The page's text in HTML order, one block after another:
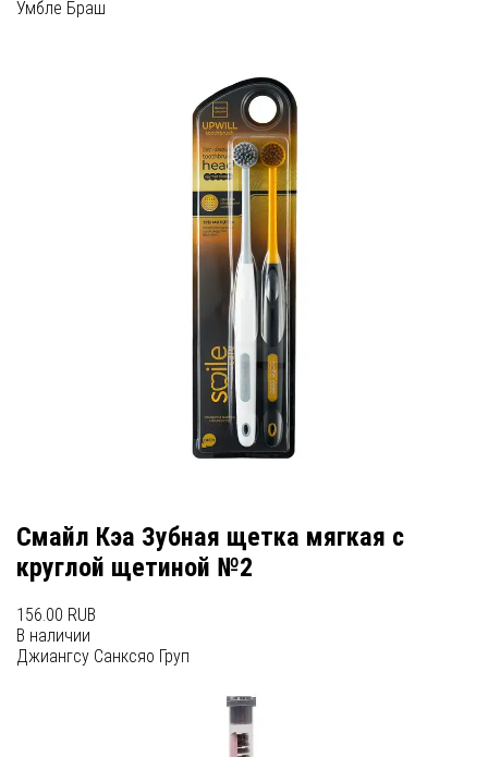
Умбле Браш
Смайл Кэа Зубная щетка мягкая с
круглой щетиной №2
156.00 RUB
В наличии
Джиангсу Санксяо Груп